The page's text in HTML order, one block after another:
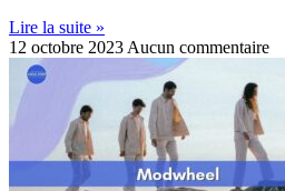
Lire la suite »
12 octobre 2023 Aucun commentaire